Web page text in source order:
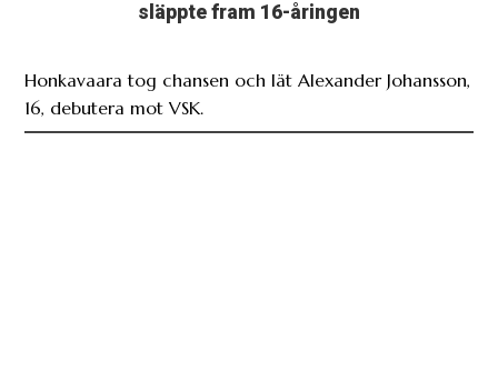
släppte fram 16-åringen
Honkavaara tog chansen och lät Alexander Johansson,
16, debutera mot VSK.